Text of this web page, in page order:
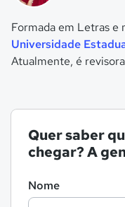
Formada em Letras e
Universidade
Atualmente, é
Quer saber
chegar? A
Nome